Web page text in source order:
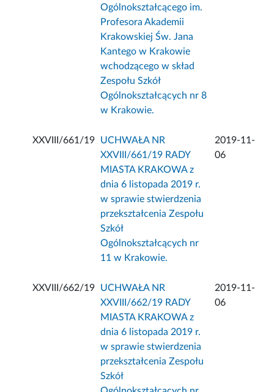
Ogólnokształcącego im.
Profesora Akademii
Krakowskiej Św. Jana
Kantego w Krakowie
wchodzącego w skład
Zespołu Szkół
Ogólnokształcących nr 8
w Krakowie.
XXVIII/661/19
UCHWAŁA NR
XXVIII/661/19 RADY
MIASTA KRAKOWA z
dnia 6 listopada 2019 r.
w sprawie stwierdzenia
przekształcenia Zespołu
Szkół
Ogólnokształcących nr
11 w Krakowie.
2019-11-
06
XXVIII/662/19
UCHWAŁA NR
XXVIII/662/19 RADY
MIASTA KRAKOWA z
dnia 6 listopada 2019 r.
w sprawie stwierdzenia
przekształcenia Zespołu
Szkół
2019-11-
06